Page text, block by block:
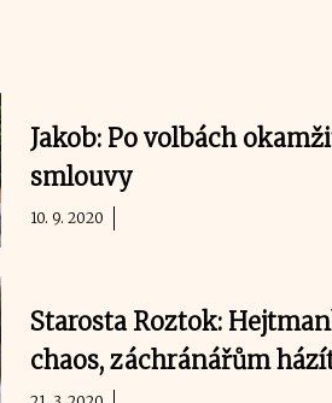
Jakob: Po volbách
smlouvy
10. 9. 2020
Starosta Roztok:
chaos, záchránářům